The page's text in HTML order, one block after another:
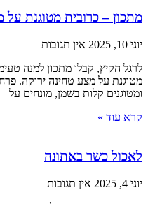
מתכון – כרובית מטוגנת על
יוני 10, 2025
אין תגובות
לרגל הקיץ, קבלו מתכון למנה
מטוגנת על מצע טחינה ירוקה.
ומטוגנים קלות בשמן, מונחים על
קרא עוד »
לאכול כשר באתונה
יוני 4, 2025
אין תגובות